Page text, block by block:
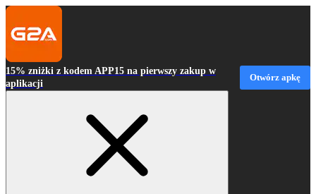
15% zniżki z kodem APP15 na pierwszy zakup w
aplikacji
Otwórz apkę